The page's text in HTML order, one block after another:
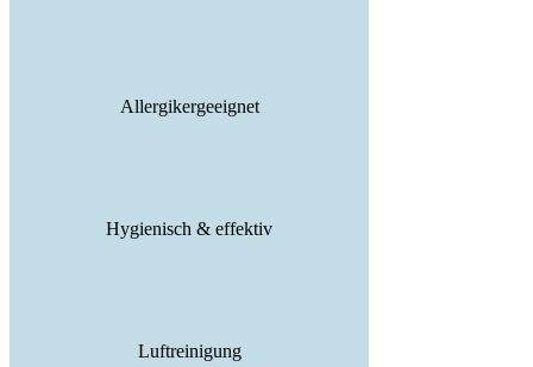
Allergikergeeignet
Hygienisch & effektiv
Luftreinigung